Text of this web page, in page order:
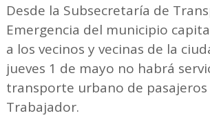
Desde la Subsecretaría de
Emergencia del municipio
a los vecinos y vecinas de la
jueves 1 de mayo no habrá
transporte urbano de
Trabajador.